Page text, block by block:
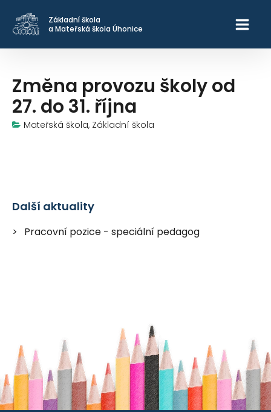
Základní škola
a Mateřská škola Úhonice
Změna provozu školy od
27. do 31. října
Mateřská škola, Základní škola
Další aktuality
Pracovní pozice - speciální pedagog